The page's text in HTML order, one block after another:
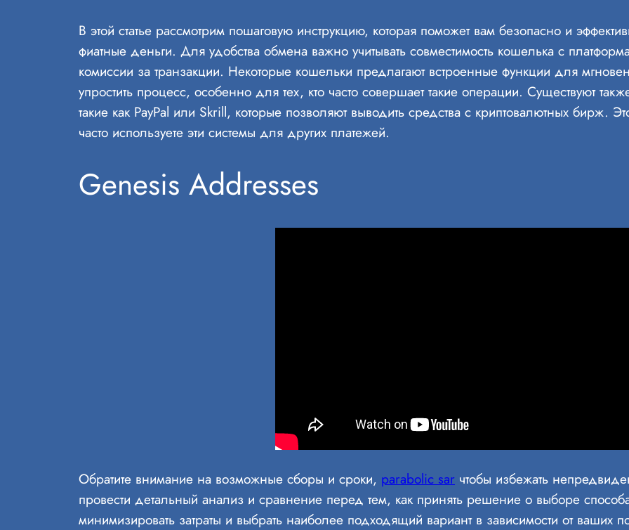
В этой статье рассмотрим пошаговую инструкцию, которая поможет вам безопасно и
фиатные деньги. Для удобства обмена важно учитывать совместимость кошелька с
комиссии за транзакции. Некоторые кошельки предлагают встроенные функции для
упростить процесс, особенно для тех, кто часто совершает такие операции. Существуют
такие как PayPal или Skrill, которые позволяют выводить средства с криптовалютных бирж.
часто используете эти системы для других платежей.
Genesis Addresses
Обратите внимание на возможные сборы и сроки, parabolic sar чтобы избежать
провести детальный анализ и сравнение перед тем, как принять решение о выборе
минимизировать затраты и выбрать наиболее подходящий вариант в зависимости от ваших